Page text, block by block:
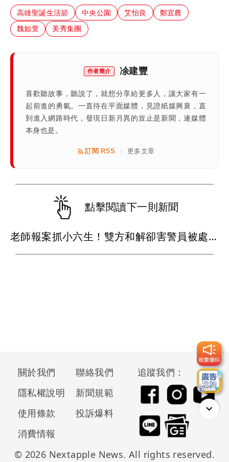
高雄聖誕生活節 中央公園 艾怡良
鄭宜農
魏如萱
美秀集團
作者簡介 凃建豐
喜歡聽故事，聽說了，就想分享給更多人，讓大家有一
起前進的勇氣。一直待在平面媒體，見證紙媒興衰，直
到進入網路時代，發現日新月異的豈止是新聞，連媒體
本身也是。
訂閱 RSS | 更多文章
點擊閱讀下一則新聞
老師報案抓小六生！雙方和解卻害警員被處分 律師點出「錯在這」
關於我們
聯絡我們
隱私權說明
新聞規範
使用條款
投訴爆料
消費情報
追蹤我們：
© 2026 Nextapple News. All rights reserved.